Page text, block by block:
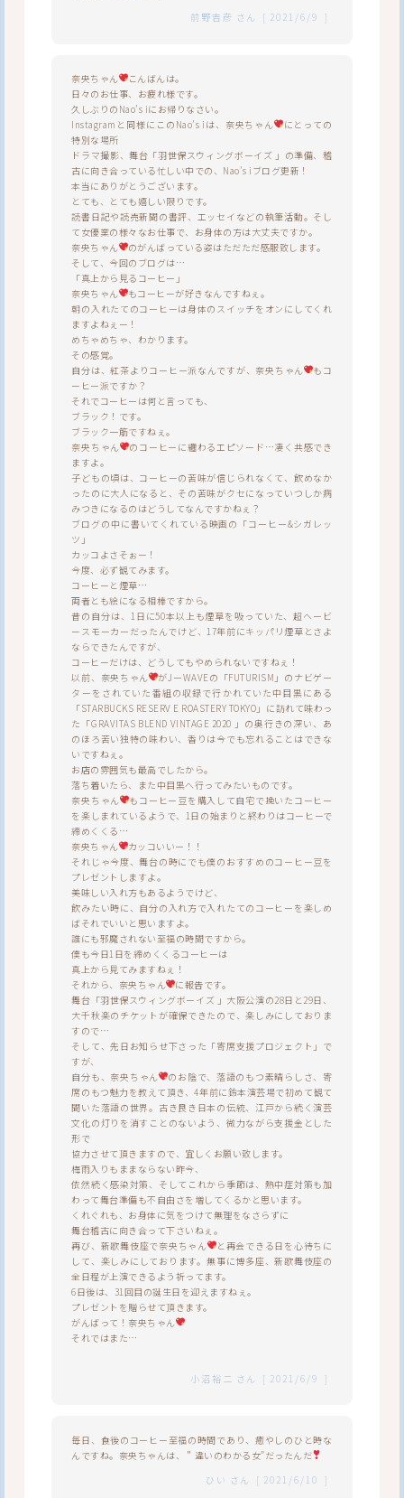
前野吉彦 さん [ 2021/6/9 ]
奈央ちゃん
こんばんは。
日々のお仕事、お疲れ様です。
久しぶりのNao’s iにお帰りなさい。
Instagramと同様にこのNao’s iは、奈央ちゃん
にとっての
特別な場所
ドラマ撮影、舞台「羽世保スウィングボーイズ 」の準備、稽
古に向き合っている忙しい中での、Nao’s iブログ更新！
本当にありがとうございます。
とても、とても嬉しい限りです。
読書日記や読売新聞の書評、エッセイなどの執筆活動。そし
て女優業の様々なお仕事で、お身体の方は大丈夫ですか。
奈央ちゃん
のがんばっている姿はただただ感服致します。
そして、今回のブログは…
「真上から見るコーヒー」
奈央ちゃん
もコーヒーが好きなんですねぇ。
朝の入れたてのコーヒーは身体のスイッチをオンにしてくれ
ますよねぇー！
めちゃめちゃ、わかります。
その感覚。
自分は、紅茶よりコーヒー派なんですが、奈央ちゃん
もコ
ーヒー派ですか？
それでコーヒーは何と言っても、
ブラック！です。
ブラック一筋ですねぇ。
奈央ちゃん
のコーヒーに纏わるエピソード…凄く共感でき
ますよ。
子どもの頃は、コーヒーの苦味が信じられなくて、飲めなか
ったのに大人になると、その苦味がクセになっていつしか病
みつきになるのはどうしてなんですかねぇ？
ブログの中に書いてくれている映画の「コーヒー&シガレッ
ツ」
カッコよさそぉー！
今度、必ず観てみます。
コーヒーと煙草…
両者とも絵になる相棒ですから。
昔の自分は、1日に50本以上も煙草を吸っていた、超ヘービ
ースモーカーだったんでけど、17年前にキッパリ煙草とさよ
ならできたんですが、
コーヒーだけは、どうしてもやめられないですねぇ！
以前、奈央ちゃん
がJーWAVEの「FUTURISM」のナビゲー
ターをされていた番組の収録で行かれていた中目黒にある
「STARBUCKS RESERV E ROASTERY TOKYO」に訪れて味わっ
た「GRAVITAS BLEND VINTAGE 2020 」の奥行きの深い、あ
のほろ苦い独特の味わい、香りは今でも忘れることはできな
いですねぇ。
お店の雰囲気も最高でしたから。
落ち着いたら、また中目黒へ行ってみたいものです。
奈央ちゃん
もコーヒー豆を購入して自宅で挽いたコーヒー
を楽しまれているようで、1日の始まりと終わりはコーヒーで
締めくくる…
奈央ちゃん
カッコいいー！！
それじゃ今度、舞台の時にでも僕のおすすめのコーヒー豆を
プレゼントしますよ。
美味しい入れ方もあるようでけど、
飲みたい時に、自分の入れ方で入れたてのコーヒーを楽しめ
ばそれでいいと思いますよ。
誰にも邪魔されない至福の時間ですから。
僕も今日1日を締めくくるコーヒーは
真上から見てみますねぇ！
それから、奈央ちゃん
に報告です。
舞台「羽世保スウィングボーイズ 」大阪公演の28日と29日、
大千秋楽のチケットが確保できたので、楽しみにしておりま
すので…
そして、先日お知らせ下さった「寄席支援プロジェクト」で
すが、
自分も、奈央ちゃん
のお陰で、落語のもつ素晴らしさ、寄
席のもつ魅力を教えて頂き、4年前に鈴本演芸場で初めて観て
聞いた落語の世界。古き良き日本の伝統、江戸から続く演芸
文化の灯りを消すことのないよう、微力ながら支援金とした
形で
協力させて頂きますので、宜しくお願い致します。
梅雨入りもままならない昨今、
依然続く感染対策、そしてこれから季節は、熱中症対策も加
わって舞台準備も不自由さを増してくるかと思います。
くれぐれも、お身体に気をつけて無理をなさらずに
舞台稽古に向き合って下さいねぇ。
再び、新歌舞伎座で奈央ちゃん
と再会できる日を心待ちに
して、楽しみにしております。無事に博多座、新歌舞伎座の
全日程が上演できるよう祈ってます。
6日後は、31回目の誕生日を迎えますねぇ。
プレゼントを贈らせて頂きます。
がんばって！奈央ちゃん
それではまた…
小沼裕二 さん [ 2021/6/9 ]
毎日、食後のコーヒー至福の時間であり、癒やしのひと時な
んですね。奈央ちゃんは、＂違いのわかる女”だったんだ
ひい さん [ 2021/6/10 ]